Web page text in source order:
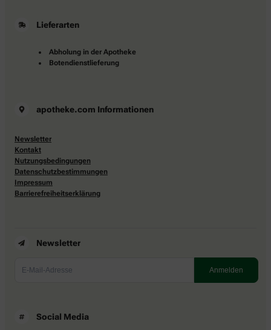
Lieferarten
Abholung in der Apotheke
Botendienstlieferung
apotheke.com Informationen
Newsletter
Kontakt
Nutzungsbedingungen
Datenschutzbestimmungen
Impressum
Barrierefreiheitserklärung
Newsletter
Social Media